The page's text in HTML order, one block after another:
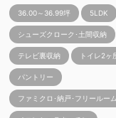
36.00～36.99坪 5LDK
シューズクローク･土間収納
テレビ裏収納 トイレ2ヶ
パントリー
ファミクロ･納戸･フリールーム